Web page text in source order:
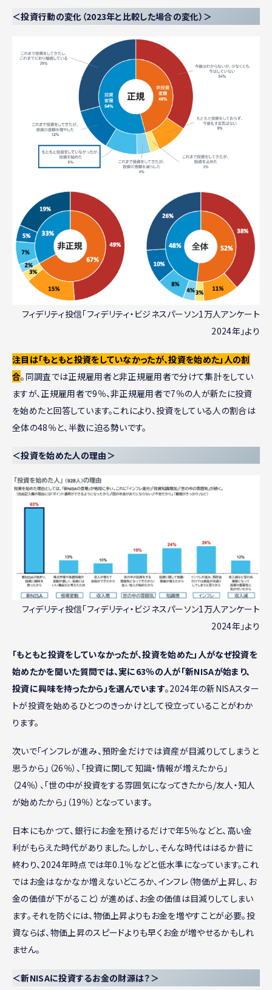
＜投資行動の変化（2023年と比較した場合の変化）＞
フィデリティ投信「フィデリティ・ビジネスパーソン1万人アンケート
2024年」より
注目は「もともと投資をしていなかったが、投資を始めた」人の割
合。同調査では正規雇用者と非正規雇用者で分けて集計をしてい
ますが、正規雇用者で9％、非正規雇用者で7％の人が新たに投資
を始めたと回答しています。これにより、投資をしている人の割合は
全体の48％と、半数に迫る勢いです。
＜投資を始めた人の理由＞
フィデリティ投信「フィデリティ・ビジネスパーソン1万人アンケート
2024年」より
「もともと投資をしていなかったが、投資を始めた」人がなぜ投資を
始めたかを聞いた質問では、実に63％の人が「新NISAが始まり、
投資に興味を持ったから」を選んでいます。2024年の新NISAスター
トが投資を始めるひとつのきっかけとして役立っていることがわか
ります。
次いで「インフレが進み、預貯金だけでは資産が目減りしてしまうと
思うから」（26％）、「投資に関して知識・情報が増えたから」
（24％）、「世の中が投資をする雰囲気になってきたから/友人・知人
が始めたから」（19％）となっています。
日本にもかつて、銀行にお金を預けるだけで年5％などと、高い金
利がもらえた時代がありました。しかし、そんな時代ははるか昔に
終わり、2024年時点では年0.1％などと低水準になっています。これ
ではお金はなかなか増えないどころか、インフレ（物価が上昇し、お
金の価値が下がること）が進めば、お金の価値は目減りしてしまい
ます。それを防ぐには、物価上昇よりもお金を増やすことが必要。投
資ならば、物価上昇のスピードよりも早くお金が増やせるかもしれ
ません。
＜新NISAに投資するお金の財源は？＞